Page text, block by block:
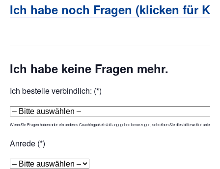
Ihre Investition: LöhnMethode-Workbook
* inkl. USt., exkl. LM-Package;Mengenrabatt für Unternehmen auf Anfrage
Ich habe noch Fragen (klicken für
Ich habe keine Fragen mehr.
Ich bestelle verbindlich: (*)
Wenn Sie Fragen haben oder ein anderes Coachingpaket statt angegeben bevorzugen, schreiben Sie dies bitte weiter unten ins
Anrede (*)